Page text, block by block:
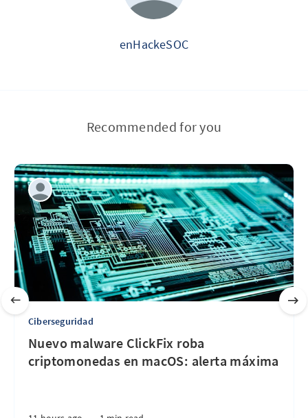
enHackeSOC
Recommended for you
Ciberseguridad
Nuevo malware ClickFix roba
criptomonedas en macOS: alerta máxima